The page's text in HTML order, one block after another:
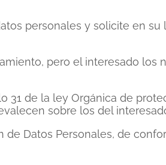
personales y solicite en su
pero el interesado los
31 de la ley Orgánica de
sobre los del
Datos Personales, de